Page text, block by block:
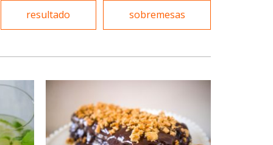
Peixes e Frutos do Mar
Portuguesa
resultado sobremesas